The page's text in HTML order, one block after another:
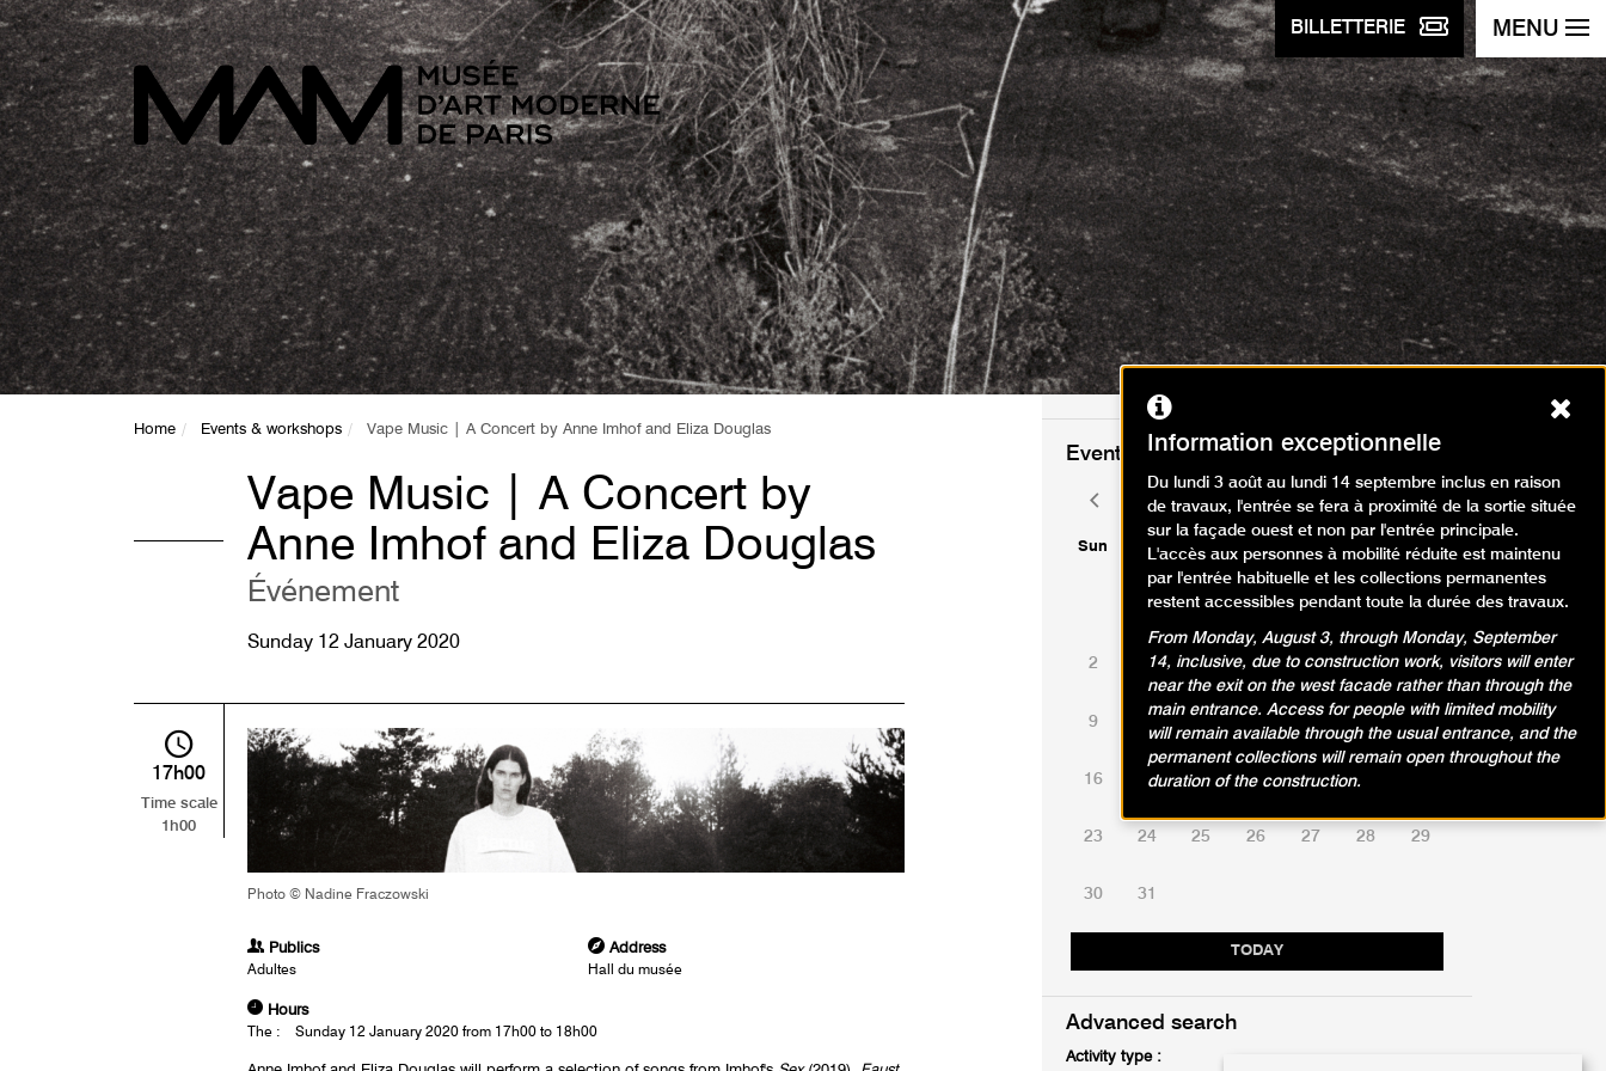
BILLETTERIE MENU
Home Events & workshops Vape Music | A Concert by Anne Imhof and Eliza Douglas
Vape Music | A Concert by
Anne Imhof and Eliza Douglas
Événement
Sunday 12 January 2020
Photo © Nadine Fraczowski
17h00
Time scale
1h00
Publics
Adultes
Address
Hall du musée
Hours
The : Sunday 12 January 2020 from 17h00 to 18h00
Events calendar
August 2026
Sun Mon Tue Fri Sat
TODAY
1
2 3 4 5 6 7 8
9
16 17 18 19 20 21
23 24 25 26 27 28 29
30 31
Previous
month
Newt
month
Advanced search
Activity type :
Information exceptionnelle
Du lundi 3 août au lundi 14 septembre inclus en raison
de travaux, l'entrée se fera à proximité de la sortie située
sur la façade ouest et non par l'entrée principale.
L'accès aux personnes à mobilité réduite est maintenu
par l'entrée habituelle et les collections permanentes
restent accessibles pendant toute la durée des travaux.
From Monday, August 3, through Monday, September
14, inclusive, due to construction work, visitors will enter
near the exit on the west facade rather than through the
main entrance. Access for people with limited mobility
will remain available through the usual entrance, and the
permanent collections will remain open throughout the
duration of the construction.